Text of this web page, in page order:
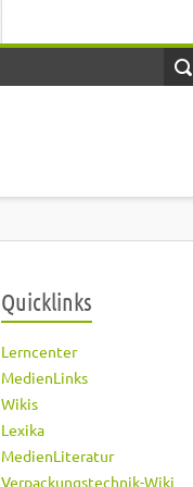
Quicklinks
Lerncenter
MedienLinks
Wikis
Lexika
MedienLiteratur
Verpackungstechnik-Wiki